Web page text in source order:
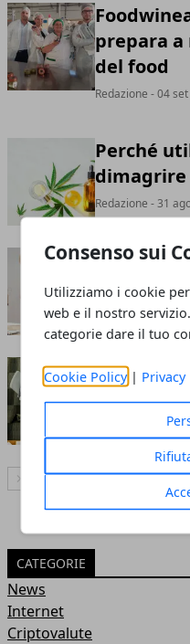
Consenso sui
Utilizziamo i cookie
web e il nostro
categorie dare il tuo
Cookie Policy |
prepara
del food
Redazione - 04
Perché
dimagrire
Redazione - 31
5 lavori
appena
Redazione- 14
I migliori
giovani
- 31
Articolo Successivo
CATEGORIE
News
Internet
Criptovalute